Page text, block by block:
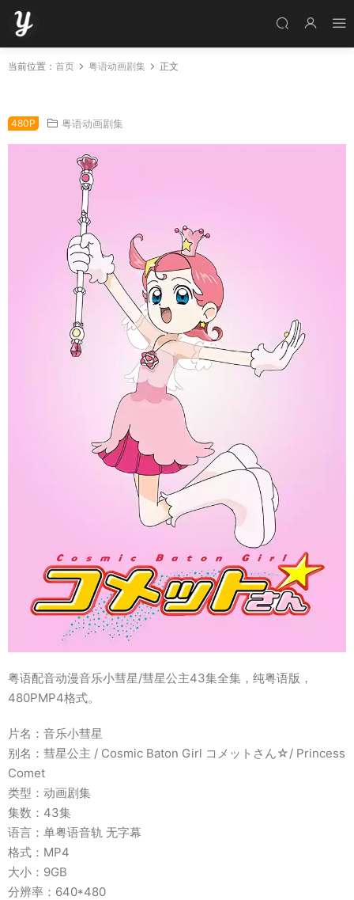
当前位置： 首页 粤语动画剧集 正文
480P 粤语动画剧集
粤语配音动漫音乐小彗星/彗星公主43集全集，纯粤语版，
480PMP4格式。
片名：音乐小彗星
别名：彗星公主 / Cosmic Baton Girl コメットさん☆/ Princess
Comet
类型：动画剧集
集数：43集
语言：单粤语音轨 无字幕
格式：MP4
大小：9GB
分辨率：640*480